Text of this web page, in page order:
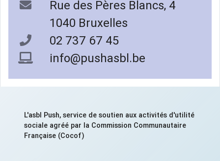
Rue des Pères Blancs, 4
1040 Bruxelles
02 737 67 45
info@pushasbl.be
L'asbl Push, service de soutien aux activités d'utilité
sociale agréé par la Commission Communautaire
Française (Cocof)